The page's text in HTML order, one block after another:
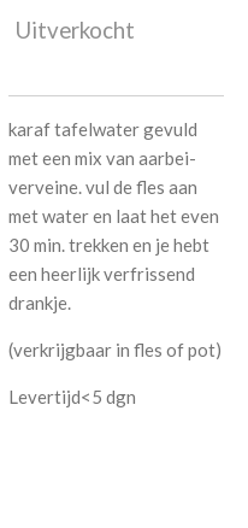
Uitverkocht
karaf tafelwater gevuld
met een mix van aarbei-
verveine. vul de fles aan
met water en laat het even
30 min. trekken en je hebt
een heerlijk verfrissend
drankje.
(verkrijgbaar in fles of pot)
Levertijd<5 dgn